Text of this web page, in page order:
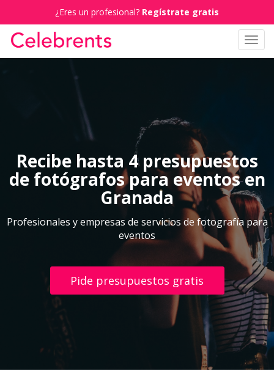
¿Eres un profesional? Regístrate gratis
Recibe hasta 4 presupuestos
de fotógrafos para eventos en
Granada
Profesionales y empresas de servicios de fotografía para
eventos
Pide presupuestos gratis